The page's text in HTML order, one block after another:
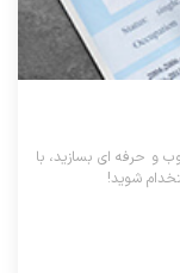
و حرفه ای بسازید، با
شوید!